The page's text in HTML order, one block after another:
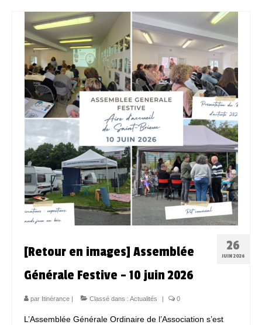
26
JUIN 2026
[Retour en images] Assemblée
Générale Festive – 10 juin 2026
par Itinérance | Classé dans : Actualités | 0
L’Assemblée Générale Ordinaire de l’Association s’est